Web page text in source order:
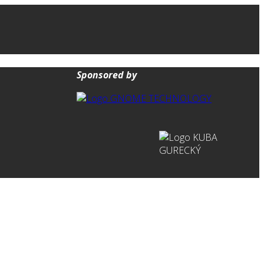
Sponsored by